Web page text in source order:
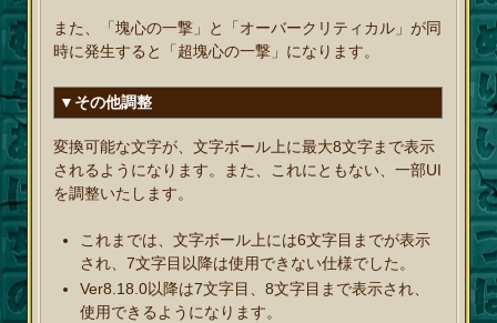
また、「塊心の一撃」と「オーバークリティカル」が同
時に発生すると「超塊心の一撃」になります。
▼その他調整
変換可能な文字が、文字ボール上に最大8文字まで表示
されるようになります。また、これにともない、一部UI
を調整いたします。
これまでは、文字ボール上には6文字目までが表示
され、7文字目以降は使用できない仕様でした。
Ver8.18.0以降は7文字目、8文字目まで表示され、
使用できるようになります。